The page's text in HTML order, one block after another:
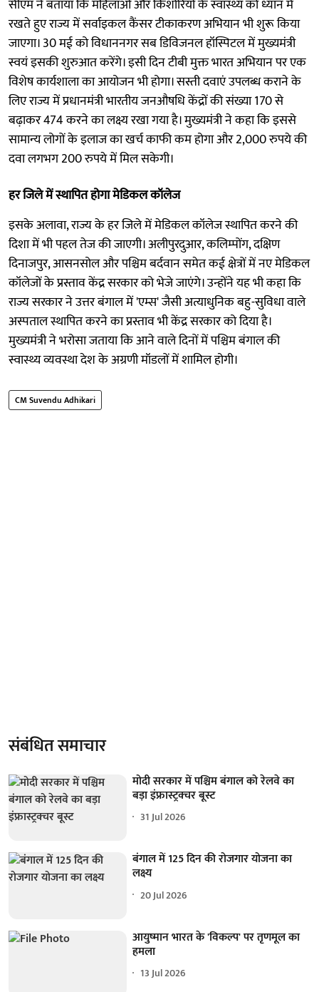
सीएम ने बताया कि महिलाओं और किशोरियों के स्वास्थ्य को ध्यान में
रखते हुए राज्य में सर्वाइकल कैंसर टीकाकरण अभियान भी शुरू किया
जाएगा। 30 मई को विधाननगर सब डिविजनल हॉस्पिटल में मुख्यमंत्री
स्वयं इसकी शुरुआत करेंगे। इसी दिन टीबी मुक्त भारत अभियान पर एक
विशेष कार्यशाला का आयोजन भी होगा। सस्ती दवाएं उपलब्ध कराने के
लिए राज्य में प्रधानमंत्री भारतीय जनऔषधि केंद्रों की संख्या 170 से
बढ़ाकर 474 करने का लक्ष्य रखा गया है। मुख्यमंत्री ने कहा कि इससे
सामान्य लोगों के इलाज का खर्च काफी कम होगा और 2,000 रुपये की
दवा लगभग 200 रुपये में मिल सकेगी।
हर जिले में स्थापित होगा मेडिकल कॉलेज
इसके अलावा, राज्य के हर जिले में मेडिकल कॉलेज स्थापित करने की
दिशा में भी पहल तेज की जाएगी। अलीपुरदुआर, कलिम्पोंग, दक्षिण
दिनाजपुर, आसनसोल और पश्चिम बर्दवान समेत कई क्षेत्रों में नए मेडिकल
कॉलेजों के प्रस्ताव केंद्र सरकार को भेजे जाएंगे। उन्होंने यह भी कहा कि
राज्य सरकार ने उत्तर बंगाल में 'एम्स' जैसी अत्याधुनिक बहु-सुविधा वाले
अस्पताल स्थापित करने का प्रस्ताव भी केंद्र सरकार को दिया है।
मुख्यमंत्री ने भरोसा जताया कि आने वाले दिनों में पश्चिम बंगाल की
स्वास्थ्य व्यवस्था देश के अग्रणी मॉडलों में शामिल होगी।
CM Suvendu Adhikari
संबंधित समाचार
मोदी सरकार में पश्चिम बंगाल को रेलवे का
बड़ा इंफ्रास्ट्रक्चर बूस्ट
31 Jul 2026
बंगाल में 125 दिन की रोजगार योजना का
लक्ष्य
20 Jul 2026
आयुष्मान भारत के 'विकल्प' पर तृणमूल का
हमला
13 Jul 2026